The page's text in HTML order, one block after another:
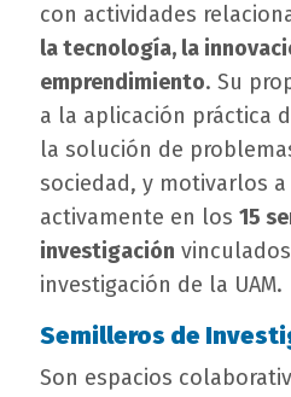
con actividades
la tecnología, la
emprendimiento. Su
a la aplicación práctica
la solución de
sociedad, y motivarlos
activamente en los 15
investigación
investigación de la UAM.
Semilleros de
Son espacios